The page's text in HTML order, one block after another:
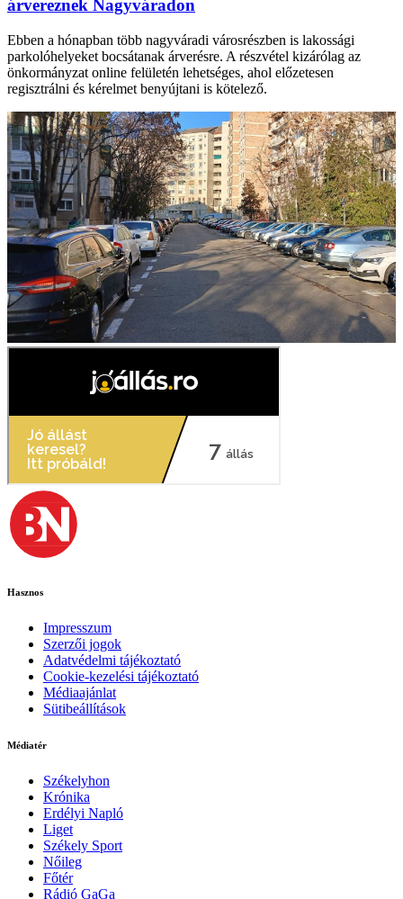
árvereznek Nagyváradon
Ebben a hónapban több nagyváradi városrészben is lakossági
parkolóhelyeket bocsátanak árverésre. A részvétel kizárólag az
önkormányzat online felületén lehetséges, ahol előzetesen
regisztrálni és kérelmet benyújtani is kötelező.
Hasznos
Impresszum
Szerzői jogok
Adatvédelmi tájékoztató
Cookie-kezelési tájékoztató
Médiaajánlat
Sütibeállítások
Médiatér
Székelyhon
Krónika
Erdélyi Napló
Liget
Székely Sport
Nőileg
Főtér
Rádió GaGa